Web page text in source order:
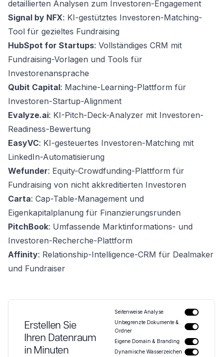
detaillierten Analysen zum Investoren-Engagement
Signal by NFX: KI-gestütztes Investoren-Matching-
Tool für gezieltes Fundraising
HubSpot for Startups: Vollständiges CRM mit
Fundraising-Vorlagen und Tools für
Investorenansprache
Qubit Capital: Machine-Learning-Plattform für
Investoren-Startup-Alignment
Evalyze.ai: KI-Pitch-Deck-Analyzer mit Investoren-
Readiness-Bewertung
EasyVC: KI-gesteuertes Investoren-Matching mit
LinkedIn-Automatisierung
Wefunder: Equity-Crowdfunding-Plattform für
Fundraising von nicht akkreditierten Investoren
Carta: Cap-Table-Management und
Eigenkapitalplanung für Finanzierungsrunden
PitchBook: Umfassende Marktinformations- und
Investoren-Recherche-Plattform
Affinity: Relationship-Intelligence-CRM für Dealmaker
und Fundraiser
Erstellen Sie
Ihren Datenraum
in Minuten
Seitenweise Analyse
Unbegrenzte Dokumente &
Ordner
Eigene Domain & Branding
Dynamische Wasserzeichen